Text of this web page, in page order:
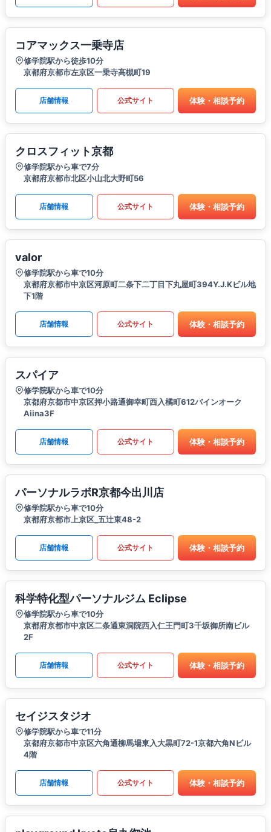
コアマックス一乗寺店
修学院駅から徒歩10分
京都府京都市左京区一乗寺高槻町19
店舗情報 公式サイト 体験・相談予約
クロスフィット京都
修学院駅から車で7分
京都府京都市北区小山北大野町56
店舗情報 公式サイト 体験・相談予約
valor
修学院駅から車で10分
京都府京都市中京区河原町二条下二丁目下丸屋町394Y.J.Kビル地
下1階
店舗情報 公式サイト 体験・相談予約
スパイア
修学院駅から車で10分
京都府京都市中京区押小路通御幸町西入橘町612バインオーク
Aiina3F
店舗情報 公式サイト 体験・相談予約
パーソナルラボR京都今出川店
修学院駅から車で10分
京都府京都市上京区_五辻東48-2
店舗情報 公式サイト 体験・相談予約
科学特化型パーソナルジム Eclipse
修学院駅から車で10分
京都府京都市中京区二条通東洞院西入仁王門町3千坂御所南ビル
2F
店舗情報 公式サイト 体験・相談予約
セイジスタジオ
修学院駅から車で11分
京都府京都市中京区六角通柳馬場東入大黒町72-1京都六角Nビル
4階
店舗情報 公式サイト 体験・相談予約